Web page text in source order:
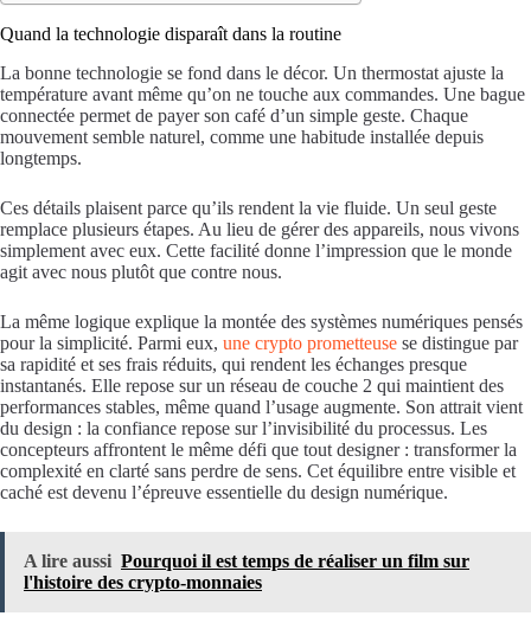
Quand la technologie disparaît dans la routine
La bonne technologie se fond dans le décor. Un thermostat ajuste la
température avant même qu’on ne touche aux commandes. Une bague
connectée permet de payer son café d’un simple geste. Chaque
mouvement semble naturel, comme une habitude installée depuis
longtemps.
Ces détails plaisent parce qu’ils rendent la vie fluide. Un seul geste
remplace plusieurs étapes. Au lieu de gérer des appareils, nous vivons
simplement avec eux. Cette facilité donne l’impression que le monde
agit avec nous plutôt que contre nous.
La même logique explique la montée des systèmes numériques pensés
pour la simplicité. Parmi eux, une crypto prometteuse se distingue par
sa rapidité et ses frais réduits, qui rendent les échanges presque
instantanés. Elle repose sur un réseau de couche 2 qui maintient des
performances stables, même quand l’usage augmente. Son attrait vient
du design : la confiance repose sur l’invisibilité du processus. Les
concepteurs affrontent le même défi que tout designer : transformer la
complexité en clarté sans perdre de sens. Cet équilibre entre visible et
caché est devenu l’épreuve essentielle du design numérique.
A lire aussi Pourquoi il est temps de réaliser un film sur
l'histoire des crypto-monnaies